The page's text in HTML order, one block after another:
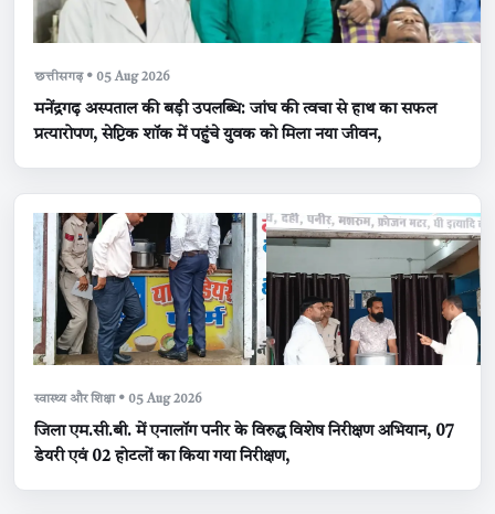
छत्तीसगढ़ • 05 Aug 2026
मनेंद्रगढ़ अस्पताल की बड़ी उपलब्धि: जांघ की त्वचा से हाथ का सफल
प्रत्यारोपण, सेप्टिक शॉक में पहुंचे युवक को मिला नया जीवन,
स्वास्थ्य और शिक्षा • 05 Aug 2026
जिला एम.सी.बी. में एनालॉग पनीर के विरुद्ध विशेष निरीक्षण अभियान, 07
डेयरी एवं 02 होटलों का किया गया निरीक्षण,